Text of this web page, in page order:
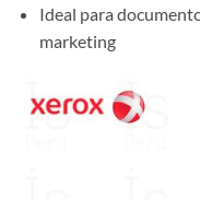
Ideal para
marketing